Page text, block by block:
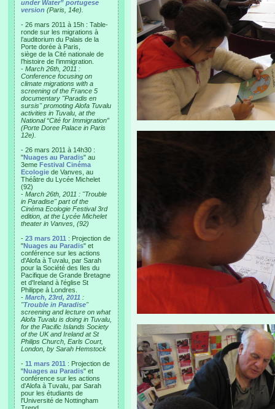
under Water” portugese
version (Paris, 14e).
- 26 mars 2011 à 15h : Table-
ronde sur les migrations à
l’auditorium du Palais de la
Porte dorée à Paris,
siège de la Cité nationale de
l’histoire de l’immigration.
- March 26th, 2011 :
Conference focusing on
climate migrations with a
screening of the France 5
documentary "Paradis en
sursis" promoting Alofa Tuvalu
activities in Tuvalu, at the
National “Cité for Immigration”
(Porte Doree Palace in Paris
12e).
- 26 mars 2011 à 14h30 :
"Nuages au Paradis" au
3eme Festival Cinéma
Ecologie de Vanves, au
Théâtre du Lycée Michelet
(92)
- March 26th, 2011 : "Trouble
in Paradise" part of the
Cinéma Ecologie Festival 3rd
edition, at the Lycée Michelet
theater in Vanves, (92)
- 23 mars 2011 : Projection de
"Nuages au Paradis" et
conférence sur les actions
d'Alofa à Tuvalu, par Sarah
pour la Société des Iles du
Pacifique de Grande Bretagne
et d'Ireland à l'église St
Philippe à Londres.
- March, 23rd, 2011 :
"Trouble in Paradise"
screening and lecture on what
Alofa Tuvalu is doing in Tuvalu,
for the Pacific Islands Society
of the UK and Ireland at St
Philips Church, Earls Court,
London, by Sarah Hemstock
- 11 mars 2011 : Projection de
"Nuages au Paradis" et
conférence sur les actions
d'Alofa à Tuvalu, par Sarah
pour les étudiants de
l'Université de Nottingham